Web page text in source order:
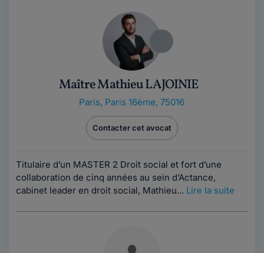
Maître Mathieu LAJOINIE
Paris, Paris 16ème, 75016
Contacter cet avocat
Titulaire d’un MASTER 2 Droit social et fort d’une
collaboration de cinq années au sein d’Actance,
cabinet leader en droit social, Mathieu... Lire la suite